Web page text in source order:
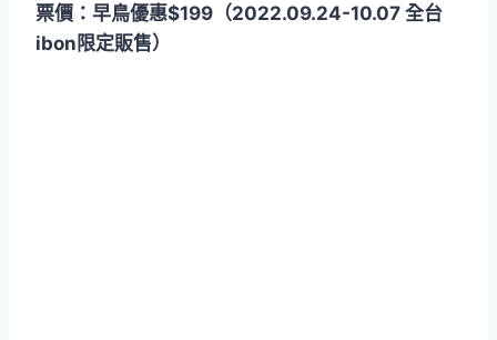
票價：早鳥優惠$199（2022.09.24-10.07 全台
ibon限定販售）